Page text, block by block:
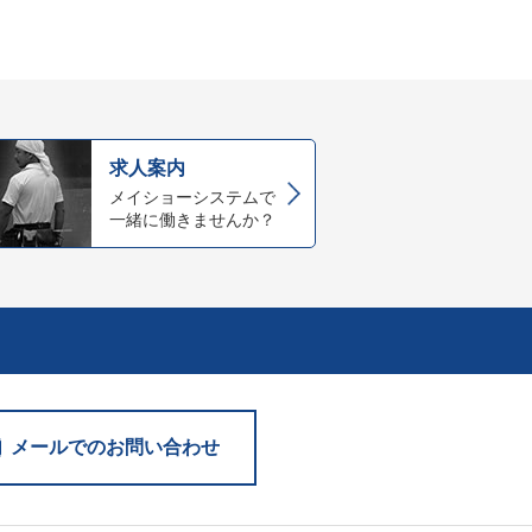
求人案内
メイショーシステムで
一緒に働きませんか？
メールでのお問い合わせ